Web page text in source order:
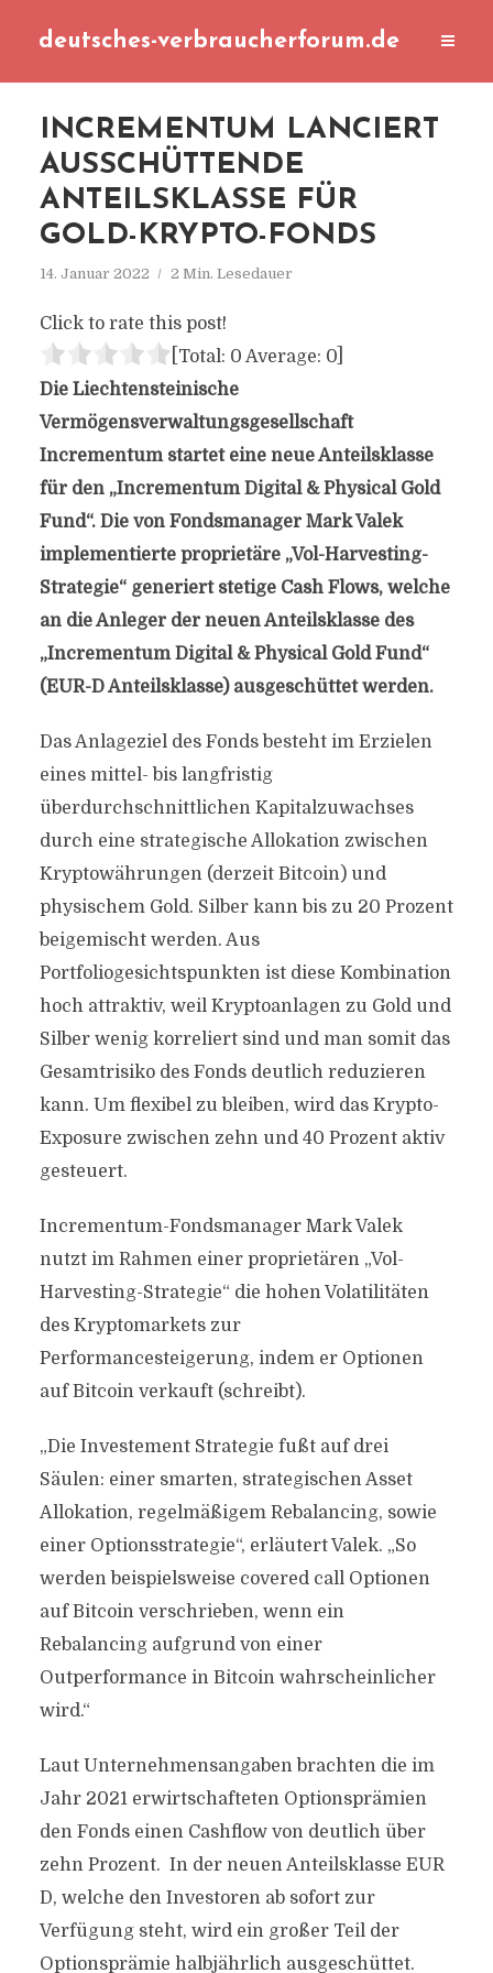
deutsches-verbraucherforum.de
INCREMENTUM LANCIERT
AUSSCHÜTTENDE
ANTEILSKLASSE FÜR
GOLD-KRYPTO-FONDS
14. Januar 2022 2 Min. Lesedauer
Click to rate this post!
[Total: 0 Average: 0]
Die Liechtensteinische
Vermögensverwaltungsgesellschaft
Incrementum startet eine neue Anteilsklasse
für den „Incrementum Digital & Physical Gold
Fund“. Die von Fondsmanager Mark Valek
implementierte proprietäre „Vol-Harvesting-
Strategie“ generiert stetige Cash Flows, welche
an die Anleger der neuen Anteilsklasse des
„Incrementum Digital & Physical Gold Fund“
(EUR-D Anteilsklasse) ausgeschüttet werden.
Das Anlageziel des Fonds besteht im Erzielen
eines mittel- bis langfristig
überdurchschnittlichen Kapitalzuwachses
durch eine strategische Allokation zwischen
Kryptowährungen (derzeit Bitcoin) und
physischem Gold. Silber kann bis zu 20 Prozent
beigemischt werden. Aus
Portfoliogesichtspunkten ist diese Kombination
hoch attraktiv, weil Kryptoanlagen zu Gold und
Silber wenig korreliert sind und man somit das
Gesamtrisiko des Fonds deutlich reduzieren
kann. Um flexibel zu bleiben, wird das Krypto-
Exposure zwischen zehn und 40 Prozent aktiv
gesteuert.
Incrementum-Fondsmanager Mark Valek
nutzt im Rahmen einer proprietären „Vol-
Harvesting-Strategie“ die hohen Volatilitäten
des Kryptomarkets zur
Performancesteigerung, indem er Optionen
auf Bitcoin verkauft (schreibt).
„Die Investement Strategie fußt auf drei
Säulen: einer smarten, strategischen Asset
Allokation, regelmäßigem Rebalancing, sowie
einer Optionsstrategie“, erläutert Valek. „So
werden beispielsweise covered call Optionen
auf Bitcoin verschrieben, wenn ein
Rebalancing aufgrund von einer
Outperformance in Bitcoin wahrscheinlicher
wird.“
Laut Unternehmensangaben brachten die im
Jahr 2021 erwirtschafteten Optionsprämien
den Fonds einen Cashflow von deutlich über
zehn Prozent. In der neuen Anteilsklasse EUR
D, welche den Investoren ab sofort zur
Verfügung steht, wird ein großer Teil der
Optionsprämie halbjährlich ausgeschüttet.